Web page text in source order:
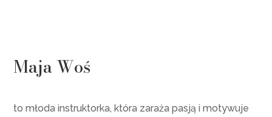
Maja Woś
to młoda instruktorka, która zaraża pasją i motywuje